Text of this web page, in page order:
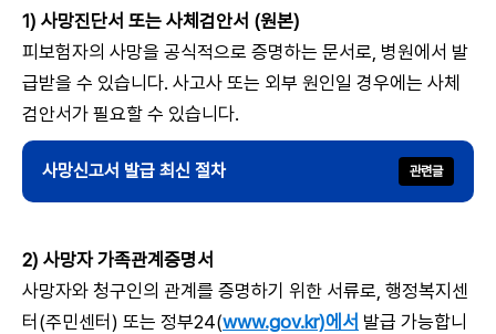
1) 사망진단서 또는 사체검안서 (원본)
피보험자의 사망을 공식적으로 증명하는 문서로, 병원에서 발
급받을 수 있습니다. 사고사 또는 외부 원인일 경우에는 사체
검안서가 필요할 수 있습니다.
사망신고서 발급 최신 절차
2) 사망자 가족관계증명서
사망자와 청구인의 관계를 증명하기 위한 서류로, 행정복지센
터(주민센터) 또는 정부24(www.gov.kr)에서 발급 가능합니